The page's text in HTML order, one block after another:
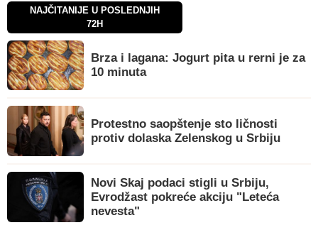
NAJČITANIJE U POSLEDNJIH
72H
Brza i lagana: Jogurt pita u rerni je za
10 minuta
Protestno saopštenje sto ličnosti
protiv dolaska Zelenskog u Srbiju
Novi Skaj podaci stigli u Srbiju,
Evrodžast pokreće akciju "Leteća
nevesta"